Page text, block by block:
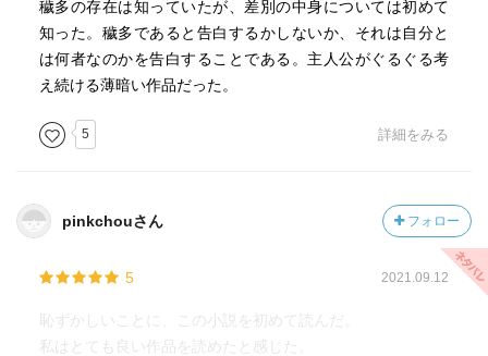
穢多の存在は知っていたが、差別の中身については初めて
知った。穢多であると告白するかしないか、それは自分と
は何者なのかを告白することである。主人公がぐるぐる考
え続ける薄暗い作品だった。
5 詳細をみる
pinkchouさん フォロー
5 2021.09.12
恥ずかしいことに、この小説を初めて読んだ。
私はとても良い作品を読めたと感じた。